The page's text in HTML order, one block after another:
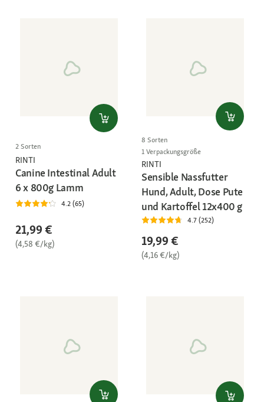
2 Sorten
RINTI
Canine Intestinal Adult
6 x 800g Lamm
4.2 (65)
21,99 €
(4,58 €/kg)
8 Sorten
1 Verpackungsgröße
RINTI
Sensible Nassfutter
Hund, Adult, Dose Pute
und Kartoffel 12x400 g
4.7 (252)
19,99 €
(4,16 €/kg)